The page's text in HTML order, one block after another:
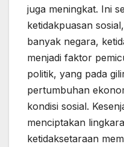
juga meningkat. Ini
ketidakpuasan
banyak negara,
menjadi faktor
politik, yang pada
pertumbuhan
kondisi sosial.
menciptakan
ketidaksetaraan